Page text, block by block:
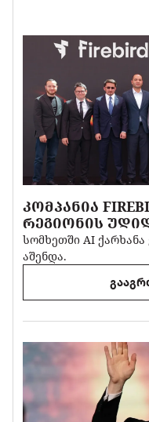
ᲙᲝᲛᲞᲐᲜᲘᲐ
ᲠᲔᲒᲘᲝᲜᲘᲡ
სომხეთში AI
აშენდა.